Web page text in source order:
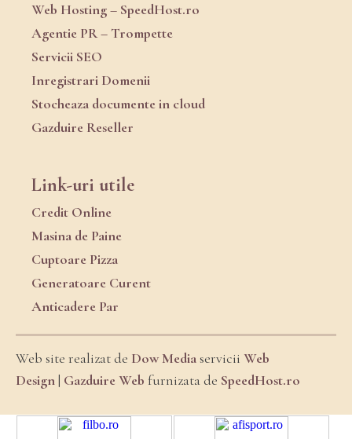
Web Hosting – SpeedHost.ro
Agentie PR – Trompette
Servicii SEO
Inregistrari Domenii
Stocheaza documente in cloud
Gazduire Reseller
Link-uri utile
Credit Online
Masina de Paine
Cuptoare Pizza
Generatoare Curent
Anticadere Par
Web site realizat de Dow Mediaservicii Web
Design| Gazduire Web furnizata de SpeedHost.ro